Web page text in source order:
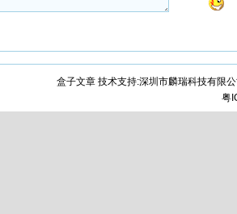
盒子文章 技术支持:深圳市麟瑞科技有限
粤